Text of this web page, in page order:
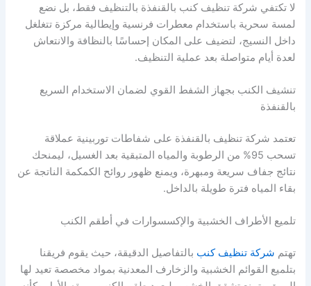
لا تكتفي شركة تنظيف كنب بالقنفذة بالتنظيف فقط، بل نضع
لمسة سحرية باستخدام معطرات فرنسية وإيطالية مركزة تتغلغل
داخل النسيج، لتضيف على المكان إحساسًا بالنظافة والانتعاش
لعدة أيام متواصلة بعد عملية التنظيف.
تنشيف الكنب بجهاز الشفط القوي لضمان الاستخدام السريع
بالقنفذة
تعتمد شركة تنظيف بالقنفذة على شفاطات توربينية عملاقة
تسحب 95% من الرطوبة والمياه المتبقية بعد الغسيل، ليمنحك
نتائج جفاف سريعة ومبهرة، ويمنع ظهور روائح الكمكمة الناتجة عن
بقاء المياه فترة طويلة بالداخل.
تلميع الأطراف الخشبية والإكسسوارات في أطقم الكنب
تهتم شركة تنظيف كنب بالتفاصيل الدقيقة، حيث يقوم فريقنا
بتلميع القوائم الخشبية والزخارف المعدنية بمواد مخصصة تعيد لها